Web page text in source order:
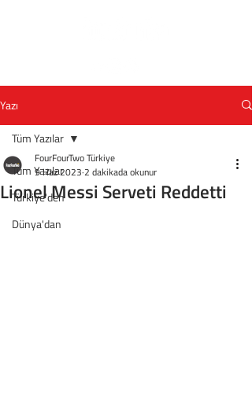
Yazı
Tüm Yazılar
Türkiye'den
Dünya'dan
Tüm Yazılar
Lionel Messi Serveti Reddetti
FourFourTwo Türkiye
9 Haz 2023 2 dakikada okunur